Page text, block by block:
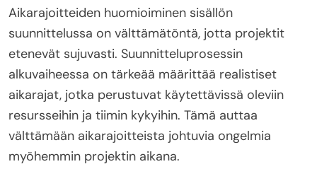
Aikarajoitteiden huomioiminen sisällön
suunnittelussa on välttämätöntä, jotta projektit
etenevät sujuvasti. Suunnitteluprosessin
alkuvaiheessa on tärkeää määrittää realistiset
aikarajat, jotka perustuvat käytettävissä oleviin
resursseihin ja tiimin kykyihin. Tämä auttaa
välttämään aikarajoitteista johtuvia ongelmia
myöhemmin projektin aikana.